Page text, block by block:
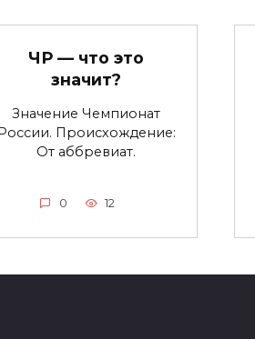
ЧР — что это
значит?
Значение Чемпионат
Происхождение:
От аббревиат.
0 12